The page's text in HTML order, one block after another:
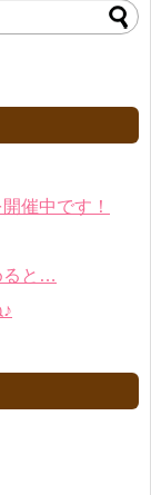
催中です！
ると…